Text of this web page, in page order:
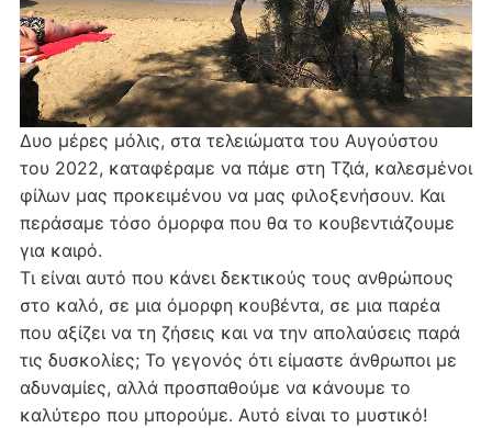
Δυο μέρες μόλις, στα τελειώματα του Αυγούστου
του 2022, καταφέραμε να πάμε στη Τζιά, καλεσμένοι
φίλων μας προκειμένου να μας φιλοξενήσουν. Και
περάσαμε τόσο όμορφα που θα το κουβεντιάζουμε
για καιρό.
Τι είναι αυτό που κάνει δεκτικούς τους ανθρώπους
στο καλό, σε μια όμορφη κουβέντα, σε μια παρέα
που αξίζει να τη ζήσεις και να την απολαύσεις παρά
τις δυσκολίες; Το γεγονός ότι είμαστε άνθρωποι με
αδυναμίες, αλλά προσπαθούμε να κάνουμε το
καλύτερο που μπορούμε. Αυτό είναι το μυστικό!